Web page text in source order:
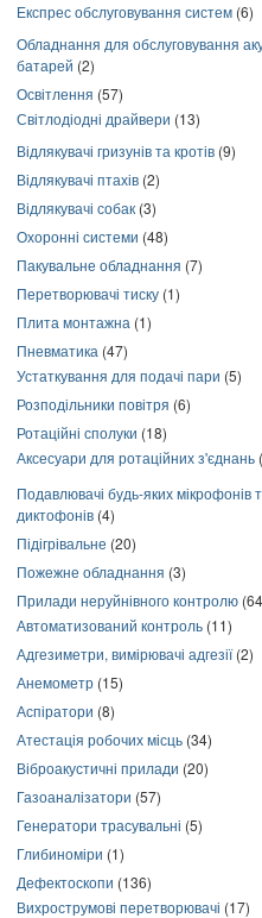
Експрес обслуговування систем (6)
Обладнання для обслуговування
батарей (2)
Освітлення (57)
Світлодіодні драйвери (13)
Відлякувачі гризунів та кротів (9)
Відлякувачі птахів (2)
Відлякувачі собак (3)
Охоронні системи (48)
Пакувальне обладнання (7)
Перетворювачі тиску (1)
Плита монтажна (1)
Пневматика (47)
Устаткування для подачі пари (5)
Розподільники повітря (6)
Ротаційні сполуки (18)
Аксесуари для ротаційних з'єднань
Подавлювачі будь-яких мікрофонів
диктофонів (4)
Підігрівальне (20)
Пожежне обладнання (3)
Прилади неруйнівного контролю
Автоматизований контроль (11)
Адгезиметри, вимірювачі адгезії(2)
Анемометр (15)
Аспіратори (8)
Атестація робочих місць (34)
Віброакустичні прилади (20)
Газоаналізатори (57)
Генератори трасувальні (5)
Глибиноміри (1)
Дефектоскопи (136)
Вихрострумові перетворювачі (17)